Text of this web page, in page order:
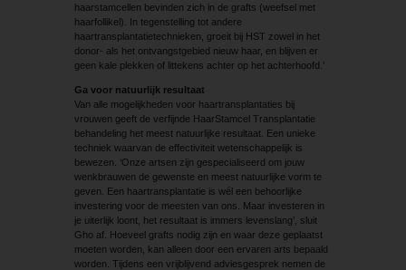
haarstamcellen bevinden zich in de grafts (weefsel met
haarfollikel). In tegenstelling tot andere
haartransplantatietechnieken, groeit bij HST zowel in het
donor- als het ontvangstgebied nieuw haar, en blijven er
geen kale plekken of littekens achter op het achterhoofd.’
Ga voor natuurlijk resultaat
Van alle mogelijkheden voor haartransplantaties bij
vrouwen geeft de verfijnde HaarStamcel Transplantatie
behandeling het meest natuurlijke resultaat. Een unieke
techniek waarvan de effectiviteit wetenschappelijk is
bewezen. ‘Onze artsen zijn gespecialiseerd om jouw
wenkbrauwen de gewenste en meest natuurlijke vorm te
geven. Een haartransplantatie is wél een behoorlijke
investering voor de meesten van ons. Maar investeren in
je uiterlijk loont, het resultaat is immers levenslang’, sluit
Gho af. Hoeveel grafts nodig zijn en waar deze geplaatst
moeten worden, kan alleen door een ervaren arts bepaald
worden. Tijdens een vrijblijvend adviesgesprek nemen de